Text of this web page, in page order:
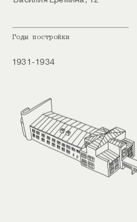
Годы постройки
1931-1934